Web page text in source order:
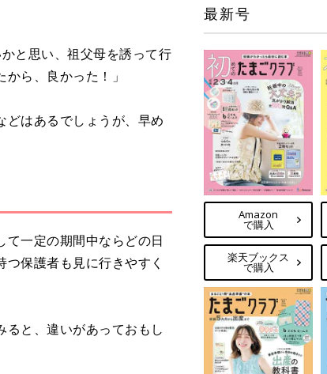
と思い、祖父母を誘って行
ら、良かった！」
どはあるでしょうが、早め
一定の期間中ならどの日
保護者も見に行きやすく
ると、違いがあっておもし
最新号
Amazon
で購入
楽天ブックス
で購入